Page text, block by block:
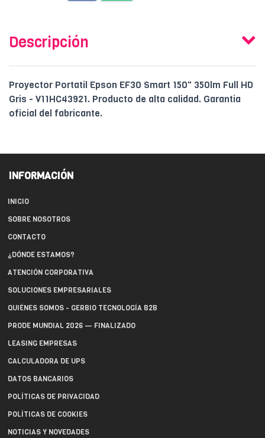
Descripción
Proyector Portatil Epson EF30 Smart 150" 350lm Full HD
Gris - V11HC43921. Producto de alta calidad. Garantia
oficial del fabricante.
INFORMACIÓN
INICIO
SOBRE NOSOTROS
CONTACTO
¿DÓNDE ESTAMOS?
ATENCIÓN CORPORATIVA
SOLUCIONES EMPRESARIALES
QUIÉNES SOMOS - GERBIO TECNOLOGÍA B2B
PRODE MUNDIAL 2026 — FINALIZADO
LEASING EMPRESAS
CALCULADORA DE UPS
DATOS BANCARIOS
POLÍTICAS DE PRIVACIDAD
POLÍTICAS DE COOKIES
NOTICIAS Y NOVEDADES